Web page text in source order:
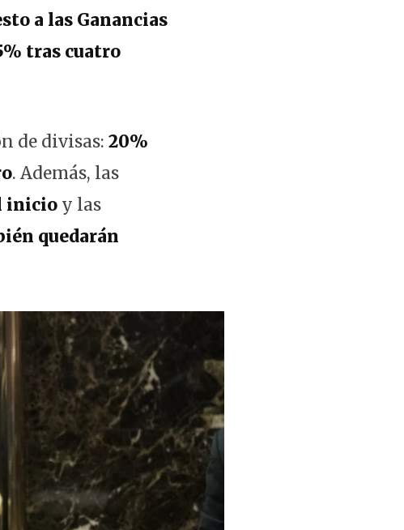
a las Ganancias
tras cuatro
de divisas: 20%
. Además, las
inicio y las
quedarán